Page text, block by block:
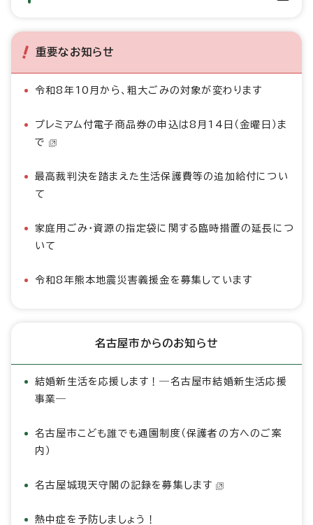
重要なお知らせ
令和8年10月から、粗大ごみの対象が変わります
プレミアム付電子商品券の申込は8月14日（金曜日）ま
で
最高裁判決を踏まえた生活保護費等の追加給付につい
て
家庭用ごみ・資源の指定袋に関する臨時措置の延長につ
いて
令和8年熊本地震災害義援金を募集しています
名古屋市からのお知らせ
結婚新生活を応援します！―名古屋市結婚新生活応援
事業―
名古屋市こども誰でも通園制度（保護者の方へのご案
内）
名古屋城現天守閣の記録を募集します
熱中症を予防しましょう！